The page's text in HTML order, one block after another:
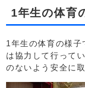
1年生の体育
1年生の体育の様子
は協力して行って
のないよう安全に